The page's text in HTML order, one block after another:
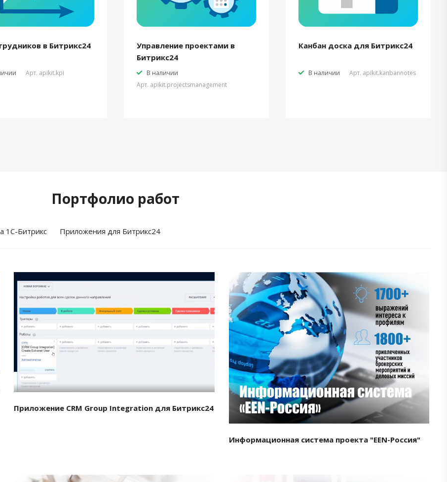
в Битрикс24
Арт. apikit.kpi
Управление проектами в
Битрикс24
В наличии
Арт. apikit.projectsmanagement
Канбан доска для Битрикс24
В наличии Арт. apikit.kanbannotes
Портфолио работ
1С-Битрикс Приложения для Битрикс24
Приложение CRM Group Integration для Битрикс24
Смотреть проект
Информационная система проекта "EEN-Россия"